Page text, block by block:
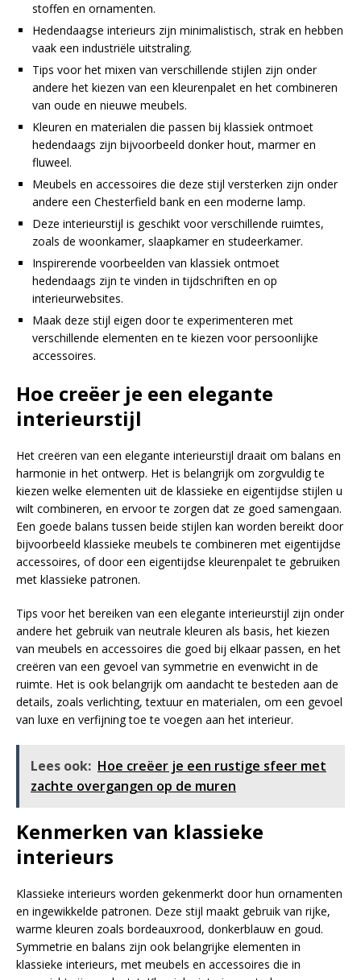
stoffen en ornamenten.
Hedendaagse interieurs zijn minimalistisch, strak en hebben
vaak een industriële uitstraling.
Tips voor het mixen van verschillende stijlen zijn onder
andere het kiezen van een kleurenpalet en het combineren
van oude en nieuwe meubels.
Kleuren en materialen die passen bij klassiek ontmoet
hedendaags zijn bijvoorbeeld donker hout, marmer en
fluweel.
Meubels en accessoires die deze stijl versterken zijn onder
andere een Chesterfield bank en een moderne lamp.
Deze interieurstijl is geschikt voor verschillende ruimtes,
zoals de woonkamer, slaapkamer en studeerkamer.
Inspirerende voorbeelden van klassiek ontmoet
hedendaags zijn te vinden in tijdschriften en op
interieurwebsites.
Maak deze stijl eigen door te experimenteren met
verschillende elementen en te kiezen voor persoonlijke
accessoires.
Hoe creëer je een elegante
interieurstijl
Het creëren van een elegante interieurstijl draait om balans en
harmonie in het ontwerp. Het is belangrijk om zorgvuldig te
kiezen welke elementen uit de klassieke en eigentijdse stijlen u
wilt combineren, en ervoor te zorgen dat ze goed samengaan.
Een goede balans tussen beide stijlen kan worden bereikt door
bijvoorbeeld klassieke meubels te combineren met eigentijdse
accessoires, of door een eigentijdse kleurenpalet te gebruiken
met klassieke patronen.
Tips voor het bereiken van een elegante interieurstijl zijn onder
andere het gebruik van neutrale kleuren als basis, het kiezen
van meubels en accessoires die goed bij elkaar passen, en het
creëren van een gevoel van symmetrie en evenwicht in de
ruimte. Het is ook belangrijk om aandacht te besteden aan de
details, zoals verlichting, textuur en materialen, om een gevoel
van luxe en verfijning toe te voegen aan het interieur.
Lees ook: Hoe creëer je een rustige sfeer met
zachte overgangen op de muren
Kenmerken van klassieke
interieurs
Klassieke interieurs worden gekenmerkt door hun ornamenten
en ingewikkelde patronen. Deze stijl maakt gebruik van rijke,
warme kleuren zoals bordeauxrood, donkerblauw en goud.
Symmetrie en balans zijn ook belangrijke elementen in
klassieke interieurs, met meubels en accessoires die in